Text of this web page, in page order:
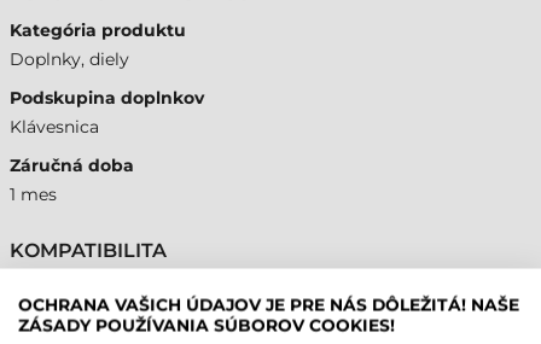
Kategória produktu
Doplnky, diely
Podskupina doplnkov
Klávesnica
Záručná doba
1 mes
KOMPATIBILITA
Áno
OCHRANA VAŠICH ÚDAJOV JE PRE NÁS DÔLEŽITÁ! NAŠE
ZÁSADY POUŽÍVANIA SÚBOROV COOKIES!